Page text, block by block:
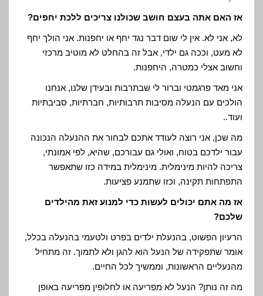
אז האם אתה בעצם חושב שכולנו צריכים ללכת יחפים?
לא, אני לא. אין לי שום דבר נגד יחף או יחפנות. אני הולך יחף
לא מעט, וככה גם ילדי, אבל זה בהחלט לא מוטיב מרכזי
וחשוב אצלי כמטרה, היחפנות.
אני מאד פרגמטי וברור לי שבתרבות ובעידן שלנו, אנחנו
הולכים עם הנעלה מסיבות תרבותיות, חברתיות, סביבתיות
ועוד..
מה שכן, אני רוצה לעודד אתכם לבחור את ההנעלה הנכונה
עבור ילדכם בטוח, ואולי גם עבורכם, שהיא, לפי אמונתי,
צריכה להיות מינימלית. מינימלית במידה כזו שתאפשר
התפתחות תקינה, וכזו שתמנע פציעות.
אז מה אתם יכולים לעשות כדי למנוע זאת מהילדים
שלכם?
הרעיון הפשוט, בהנעלת ילדים בפרט ולטעמי בהנעלה בכלל,
אומר שתפקידה של הנעל הוא להגן ולא לתמוך. זה מתחיל
מהנעליים הראשונות, וממשיך לכל החיים.
מה זה נותן? הנעל לא מפריעה או לחלופין מפריעה באופן